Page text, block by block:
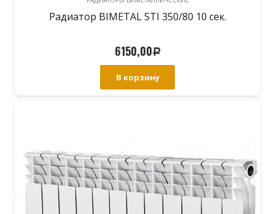
Радиатор BIMETAL STI 350/80 10 сек.
6150,00Р
В корзину